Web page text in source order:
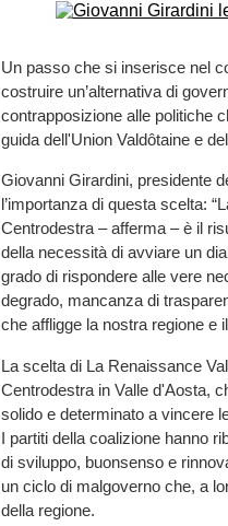
Un passo che si inserisce nel
costruire un’alternativa di
contrapposizione alle politiche
guida dell'Union Valdôtaine e
Giovanni Girardini, presidente
l’importanza di questa scelta:
Centrodestra – afferma – è il
della necessità di avviare un
grado di rispondere alle vere
degrado, mancanza di
che affligge la nostra regione e
La scelta di La Renaissance
Centrodestra in Valle d'Aosta,
solido e determinato a vincere
I partiti della coalizione hanno
di sviluppo, buonsenso e
un ciclo di malgoverno che, a
della regione.